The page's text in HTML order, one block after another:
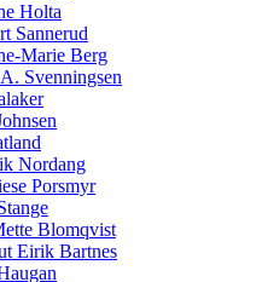
Holta
Sannerud
Marie Berg
Svenningsen
Nordang
Porsmyr
Blomqvist
Eirik Bartnes